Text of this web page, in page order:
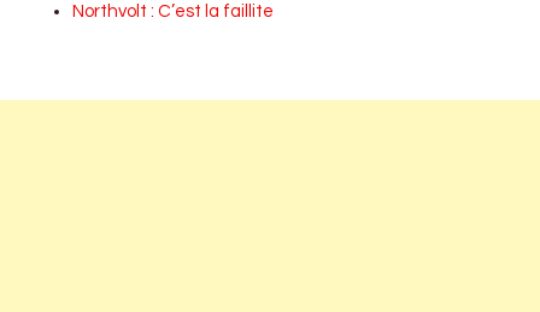
Northvolt : C’est la faillite